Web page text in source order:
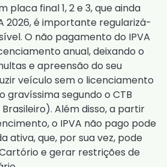
placa final 1, 2 e 3, que ainda
2026, é importante regularizá-
O não pagamento do IPVA
anual, deixando o
e apreensão do seu
veículo sem o licenciamento
gravíssima segundo o CTB
Além disso, a partir
o IPVA não pago pode
ativa, que, por sua vez, pode
e gerar restrições de